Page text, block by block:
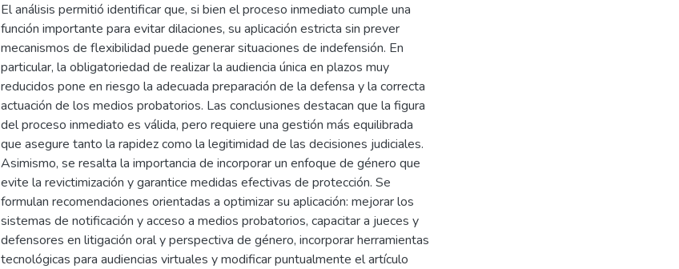
El análisis permitió identificar que, si bien el proceso inmediato cumple una
función importante para evitar dilaciones, su aplicación estricta sin prever
mecanismos de flexibilidad puede generar situaciones de indefensión. En
particular, la obligatoriedad de realizar la audiencia única en plazos muy
reducidos pone en riesgo la adecuada preparación de la defensa y la correcta
actuación de los medios probatorios. Las conclusiones destacan que la figura
del proceso inmediato es válida, pero requiere una gestión más equilibrada
que asegure tanto la rapidez como la legitimidad de las decisiones judiciales.
Asimismo, se resalta la importancia de incorporar un enfoque de género que
evite la revictimización y garantice medidas efectivas de protección. Se
formulan recomendaciones orientadas a optimizar su aplicación: mejorar los
sistemas de notificación y acceso a medios probatorios, capacitar a jueces y
defensores en litigación oral y perspectiva de género, incorporar herramientas
tecnológicas para audiencias virtuales y modificar puntualmente el artículo